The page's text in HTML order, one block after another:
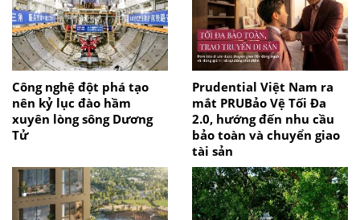
Công nghệ đột phá tạo
nên kỷ lục đào hầm
xuyên lòng sông Dương
Tử
Prudential Việt Nam ra
mắt PRUBảo Vệ Tối Đa
2.0, hướng đến nhu cầu
bảo toàn và chuyển giao
tài sản